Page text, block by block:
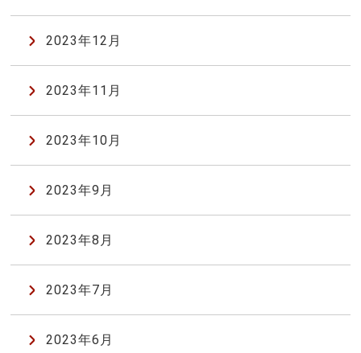
2023年12月
2023年11月
2023年10月
2023年9月
2023年8月
2023年7月
2023年6月